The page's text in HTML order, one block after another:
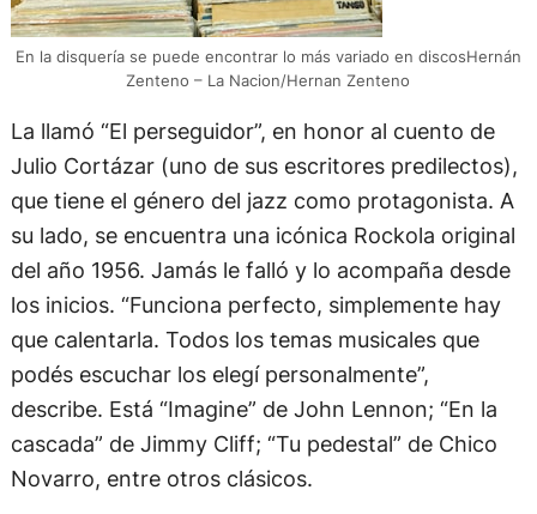
En la disquería se puede encontrar lo más variado en discosHernán
Zenteno – La Nacion/Hernan Zenteno
La llamó “El perseguidor”, en honor al cuento de
Julio Cortázar (uno de sus escritores predilectos),
que tiene el género del jazz como protagonista. A
su lado, se encuentra una icónica Rockola original
del año 1956. Jamás le falló y lo acompaña desde
los inicios. “Funciona perfecto, simplemente hay
que calentarla. Todos los temas musicales que
podés escuchar los elegí personalmente”,
describe. Está “Imagine” de John Lennon; “En la
cascada” de Jimmy Cliff; “Tu pedestal” de Chico
Novarro, entre otros clásicos.